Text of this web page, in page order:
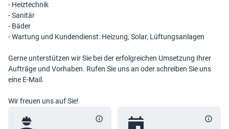
- Heiztechnik
- Sanitär
- Bäder
- Wartung und Kundendienst: Heizung, Solar, Lüftungsanlagen
Gerne unterstützen wir Sie bei der erfolgreichen Umsetzung Ihrer
Aufträge und Vorhaben. Rufen Sie uns an oder schreiben Sie uns
eine E-Mail.
Wir freuen uns auf Sie!